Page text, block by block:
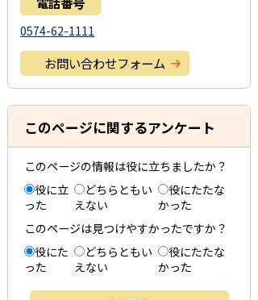
0574-62-1111
お問い合わせフォーム
このページに関するアンケート
このページの情報は役に立ちましたか？
役に立
った
どちらともい
えない
役にたたな
かった
このページは見つけやすかったですか？
役にた
った
どちらともい
えない
役にたたな
かった